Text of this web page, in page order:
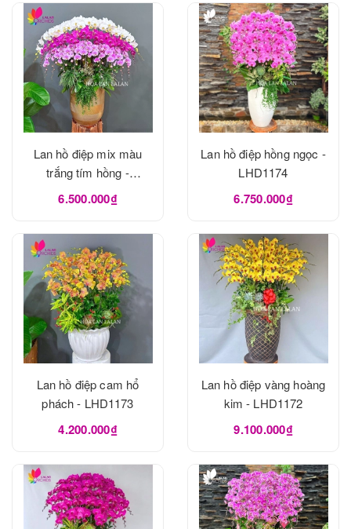
Lan hồ điệp mix màu
trắng tím hồng -
LHD1175
6.500.000₫
Lan hồ điệp hồng ngọc -
LHD1174
6.750.000₫
Lan hồ điệp cam hổ
phách - LHD1173
4.200.000₫
Lan hồ điệp vàng hoàng
kim - LHD1172
9.100.000₫